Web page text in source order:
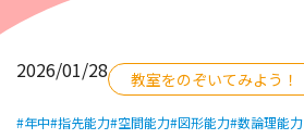
2026/01/28 教室をのぞいてみよう！
#年中#指先能力#空間能力#図形能力#数論理能力